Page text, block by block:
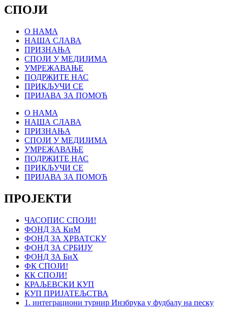
СПОЈИ
О НАМА
НАША СЛАВА
ПРИЗНАЊА
СПОЈИ У МЕДИЈИМА
УМРЕЖАВАЊЕ
ПОДРЖИТЕ НАС
ПРИКЉУЧИ СЕ
ПРИЈАВА ЗА ПОМОЋ
О НАМА
НАША СЛАВА
ПРИЗНАЊА
СПОЈИ У МЕДИЈИМА
УМРЕЖАВАЊЕ
ПОДРЖИТЕ НАС
ПРИКЉУЧИ СЕ
ПРИЈАВА ЗА ПОМОЋ
ПРОЈЕКТИ
ЧАСОПИС СПОЈИ!
ФОНД ЗА КиМ
ФОНД ЗА ХРВАТСКУ
ФОНД ЗА СРБИЈУ
ФОНД ЗА БиХ
ФК СПОЈИ!
КК СПОЈИ!
КРАЉЕВСКИ КУП
КУП ПРИЈАТЕЉСТВА
1. интеграциони турнир Инзбрука у фудбалу на песку